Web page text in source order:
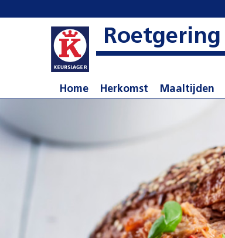
Roetgering
Home Herkomst Maaltijden